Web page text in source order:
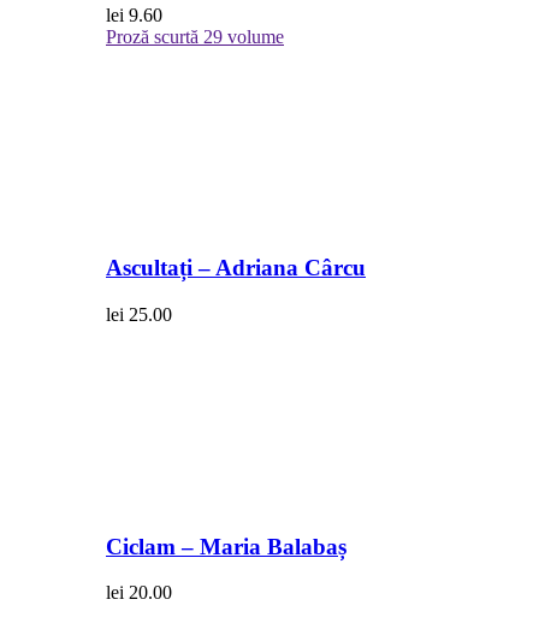
lei 9.60
Proză scurtă 29 volume
Ascultați – Adriana Cârcu
lei 25.00
Ciclam – Maria Balabaș
lei 20.00